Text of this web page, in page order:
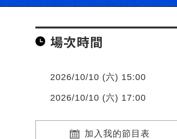
場次時間
2026/10/10 (六) 15:00
2026/10/10 (六) 17:00
加入我的節目表